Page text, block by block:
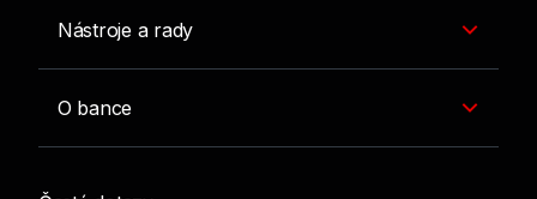
Nástroje a rady
O bance